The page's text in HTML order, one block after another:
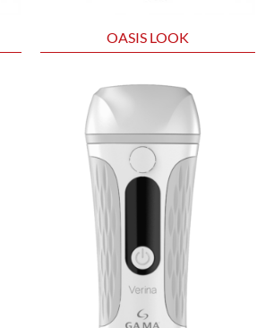
OASIS LOOK